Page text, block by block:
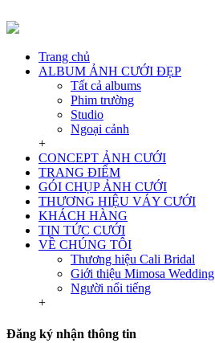
Trang chủ
ALBUM ẢNH CƯỚI ĐẸP
Tất cả albums
Phim trường
Studio
Ngoại cảnh
+
CONCEPT ẢNH CƯỚI
TRANG ĐIỂM
GÓI CHỤP ẢNH CƯỚI
THƯƠNG HIỆU VÁY CƯỚI
KHÁCH HÀNG
TIN TỨC CƯỚI
VỀ CHÚNG TÔI
Thương hiệu Cali Bridal
Giới thiệu Mimosa Wedding
Người nổi tiếng
+
Đăng ký nhận thông tin